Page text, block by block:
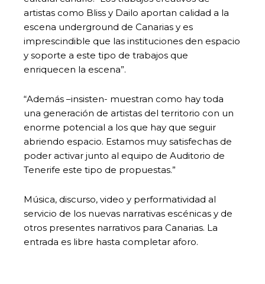
artistas como Bliss y Dailo aportan calidad a la
escena underground de Canarias y es
imprescindible que las instituciones den espacio
y soporte a este tipo de trabajos que
enriquecen la escena”.
“Además –insisten- muestran como hay toda
una generación de artistas del territorio con un
enorme potencial a los que hay que seguir
abriendo espacio. Estamos muy satisfechas de
poder activar junto al equipo de Auditorio de
Tenerife este tipo de propuestas.”
Música, discurso, video y performatividad al
servicio de los nuevas narrativas escénicas y de
otros presentes narrativos para Canarias. La
entrada es libre hasta completar aforo.